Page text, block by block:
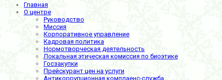
Главная
О центре
Руководство
Миссия
Корпоративное управление
Кадровая политика
Нормотворческая деятельность
Локальная этическая комиссия по биоэтике
Госзакупки
Прейскурант цен на услуги
Антикоррупционная комплаенс-служба